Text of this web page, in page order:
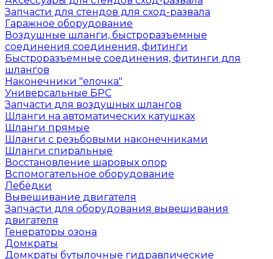
Запчасти для стендов для сход-развала
Гаражное оборудование
Воздушные шланги, быстроразъемные
соединения соединения, фитинги
Быстроразъемные соединения, фитинги для
шлангов
Наконечники "елочка"
Универсальные БРС
Запчасти для воздушных шлангов
Шланги на автоматических катушках
Шланги прямые
Шланги с резьбовыми наконечниками
Шланги спиральные
Восстановление шаровых опор
Вспомогательное оборудование
Лебёдки
Вывешивание двигателя
Запчасти для оборудования вывешивания
двигателя
Генераторы озона
Домкраты
Домкраты бутылочные гидравлические